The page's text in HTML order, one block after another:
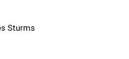
Sturms